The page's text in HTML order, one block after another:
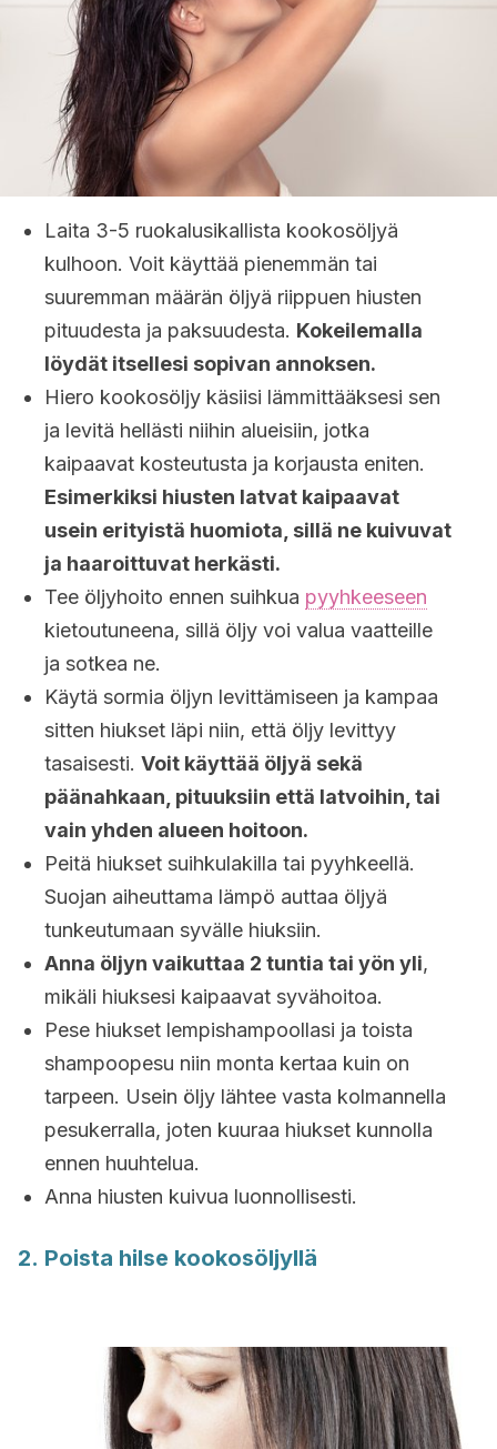
Laita 3-5 ruokalusikallista kookosöljyä
kulhoon. Voit käyttää pienemmän tai
suuremman määrän öljyä riippuen hiusten
pituudesta ja paksuudesta. Kokeilemalla
löydät itsellesi sopivan annoksen.
Hiero kookosöljy käsiisi lämmittääksesi sen
ja levitä hellästi niihin alueisiin, jotka
kaipaavat kosteutusta ja korjausta eniten.
Esimerkiksi hiusten latvat kaipaavat
usein erityistä huomiota, sillä ne kuivuvat
ja haaroittuvat herkästi.
Tee öljyhoito ennen suihkua pyyhkeeseen
kietoutuneena, sillä öljy voi valua vaatteille
ja sotkea ne.
Käytä sormia öljyn levittämiseen ja kampaa
sitten hiukset läpi niin, että öljy levittyy
tasaisesti. Voit käyttää öljyä sekä
päänahkaan, pituuksiin että latvoihin, tai
vain yhden alueen hoitoon.
Peitä hiukset suihkulakilla tai pyyhkeellä.
Suojan aiheuttama lämpö auttaa öljyä
tunkeutumaan syvälle hiuksiin.
Anna öljyn vaikuttaa 2 tuntia tai yön yli,
mikäli hiuksesi kaipaavat syvähoitoa.
Pese hiukset lempishampoollasi ja toista
shampoopesu niin monta kertaa kuin on
tarpeen. Usein öljy lähtee vasta kolmannella
pesukerralla, joten kuuraa hiukset kunnolla
ennen huuhtelua.
Anna hiusten kuivua luonnollisesti.
2. Poista hilse kookosöljyllä